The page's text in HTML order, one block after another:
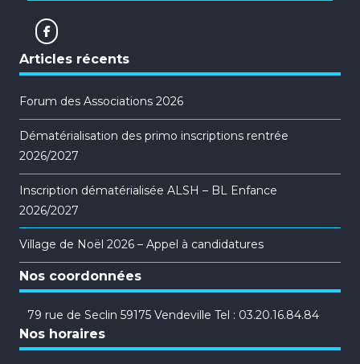
Articles récents
Forum des Associations 2026
Dématérialisation des primo inscriptions rentrée
2026/2027
Inscription dématérialisée ALSH – BL Enfance
2026/2027
Village de Noël 2026 – Appel à candidatures
Nos coordonnées
79 rue de Seclin 59175 Vendeville Tel : 03.20.16.84.84
Nos horaires